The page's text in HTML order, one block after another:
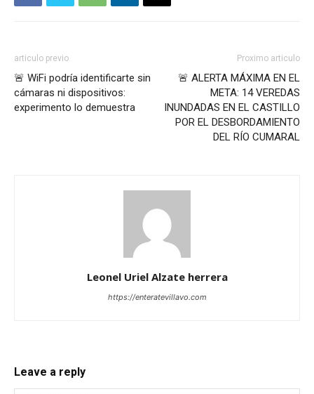
articulo previo
🚨 WiFi podría identificarte sin
cámaras ni dispositivos:
experimento lo demuestra
Proximo articulo
🚨 ALERTA MÁXIMA EN EL
META: 14 VEREDAS
INUNDADAS EN EL CASTILLO
POR EL DESBORDAMIENTO
DEL RÍO CUMARAL
Leonel Uriel Alzate herrera
https://enteratevillavo.com
Leave a reply